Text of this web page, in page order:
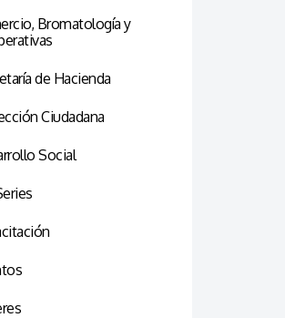
Bromatología y
de Hacienda
Ciudadana
Social